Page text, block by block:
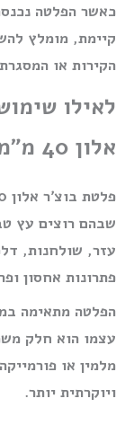
כאשר הפלטה
קיימת, מומלץ
הקירות או
לאילו
אלון 40 מ״מ?
שבהם רוצים עץ
עזר, שולחנות,
פתרונות אחסון
הפלטה מתאימה
עצמו הוא חלק
מלמין או
ויוקרתית יותר.